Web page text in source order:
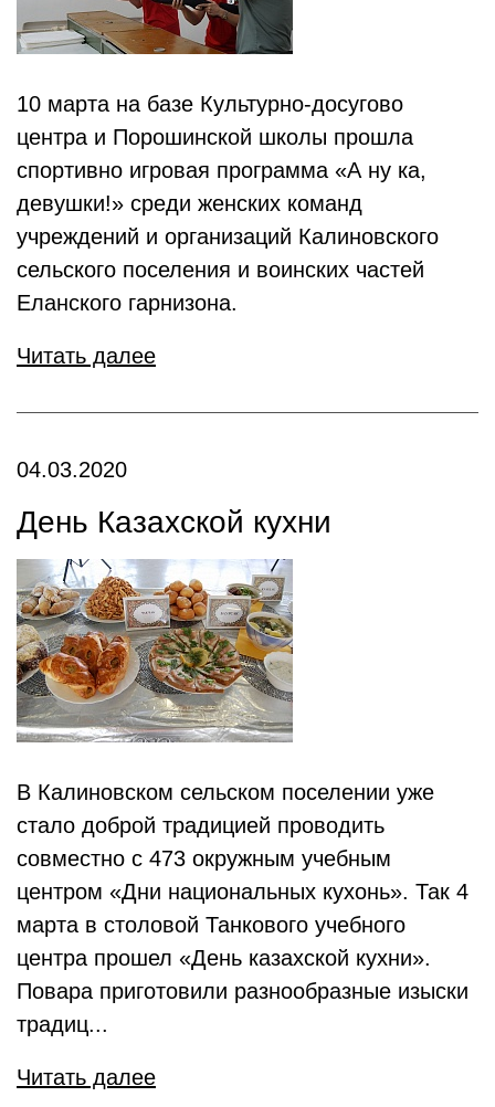
10 марта на базе Культурно-досугово
центра и Порошинской школы прошла
спортивно игровая программа «А ну ка,
девушки!» среди женских команд
учреждений и организаций Калиновского
сельского поселения и воинских частей
Еланского гарнизона.
Читать далее
04.03.2020
День Казахской кухни
В Калиновском сельском поселении уже
стало доброй традицией проводить
совместно с 473 окружным учебным
центром «Дни национальных кухонь». Так 4
марта в столовой Танкового учебного
центра прошел «День казахской кухни».
Повара приготовили разнообразные изыски
традиц...
Читать далее